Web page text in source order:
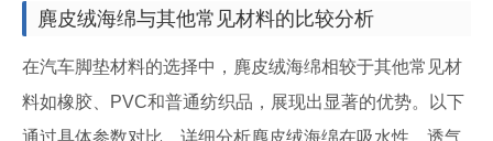
麂皮绒海绵与其他常见材料的比较分析
在汽车脚垫材料的选择中，麂皮绒海绵相较于其他常见材
料如橡胶、PVC和普通纺织品，展现出显著的优势。以下
通过具体参数对比，详细分析麂皮绒海绵在吸水性、透气